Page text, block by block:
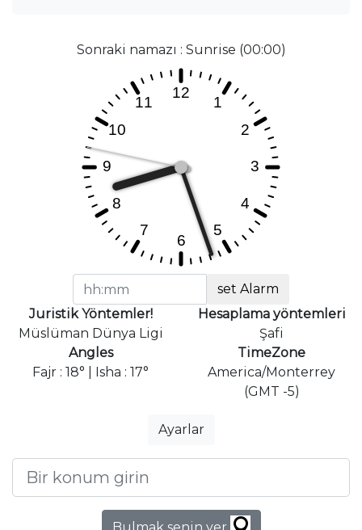
Sonraki namazı : Sunrise (00:00)
set Alarm
Juristik Yöntemler!
Müslüman Dünya Ligi
Hesaplama yöntemleri
Şafi
Angles
Fajr : 18° | Isha : 17°
TimeZone
America/Monterrey
(GMT -5)
Ayarlar